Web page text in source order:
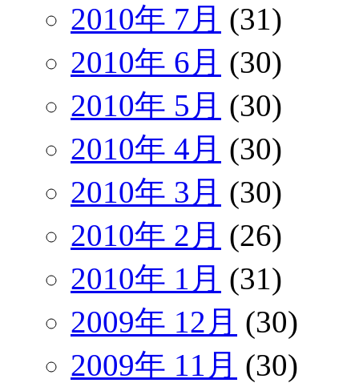
2010年 7月 (31)
2010年 6月 (30)
2010年 5月 (30)
2010年 4月 (30)
2010年 3月 (30)
2010年 2月 (26)
2010年 1月 (31)
2009年 12月 (30)
2009年 11月 (30)